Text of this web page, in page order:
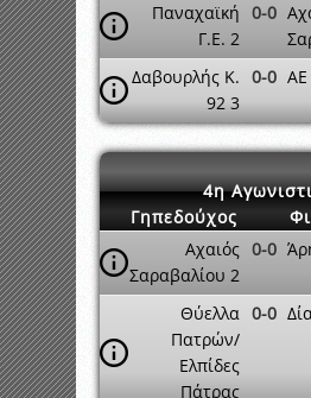
Παναχαϊκή
Γ.Ε. 2
0-0
Δαβουρλής Κ.
92 3
0-0 ΑΕ
4η
Γηπεδούχος
Αχαιός
Σαραβαλίου 2
0-0
Θύελλα
Πατρών/
Ελπίδες
Πάτρας
0-0